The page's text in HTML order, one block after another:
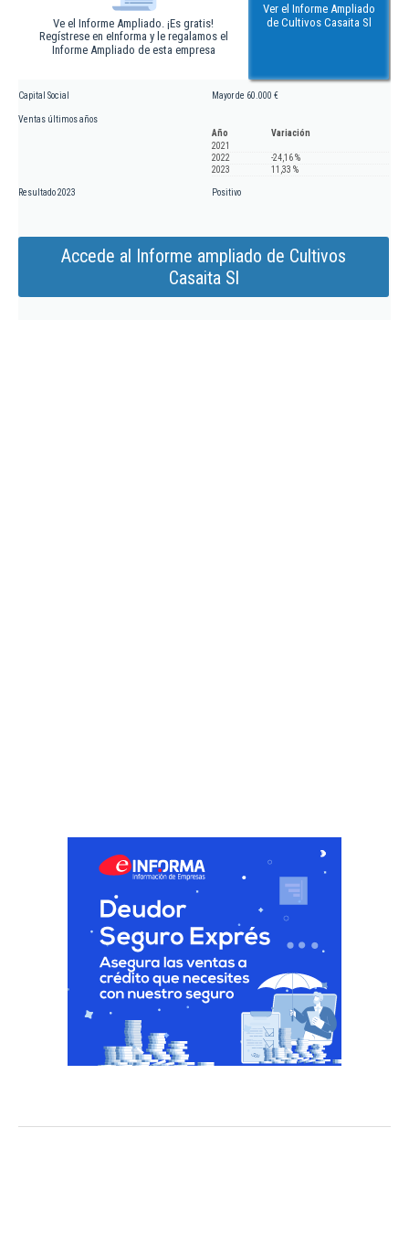
Ve el Informe Ampliado. ¡Es gratis!
Regístrese en eInforma y le regalamos el
Informe Ampliado de esta empresa
Ver el Informe Ampliado
de Cultivos Casaita Sl
Capital Social Mayor de 60.000 €
Ventas últimos años
Año
Variación
2021
2022
-24,16 %
2023
11,33 %
Resultado 2023 Positivo
Accede al Informe ampliado de Cultivos
Casaita Sl